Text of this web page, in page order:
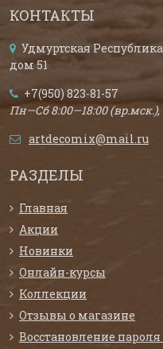
КОНТАКТЫ
Удмуртская
дом 51
+7(950) 823-81-57
Пн—Сб 8:00—18:00
artdecomix@mail.ru
РАЗДЕЛЫ
Главная
Акции
Новинки
Онлайн-курсы
Коллекции
Отзывы о магазине
Восстановление